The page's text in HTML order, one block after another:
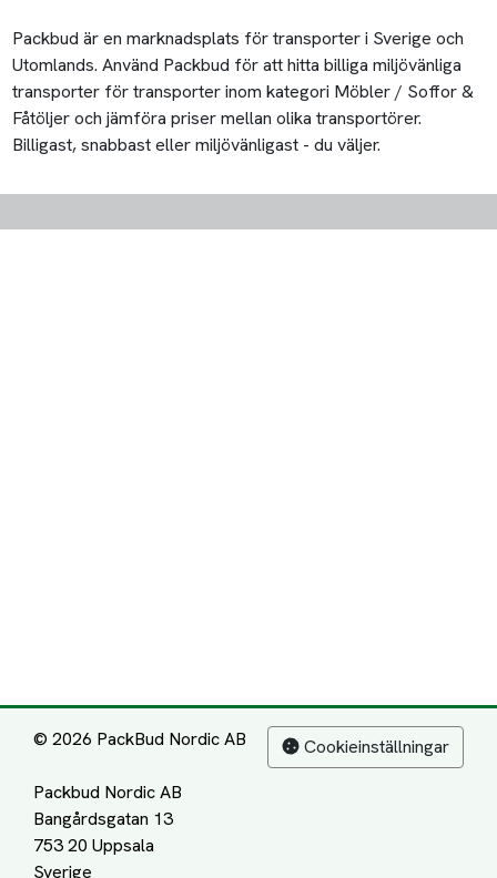
Packbud är en marknadsplats för transporter i Sverige och
Utomlands. Använd Packbud för att hitta billiga miljövänliga
transporter för transporter inom kategori Möbler / Soffor &
Fåtöljer och jämföra priser mellan olika transportörer.
Billigast, snabbast eller miljövänligast - du väljer.
© 2026 PackBud Nordic AB
Packbud Nordic AB
Bangårdsgatan 13
753 20 Uppsala
Cookieinställningar